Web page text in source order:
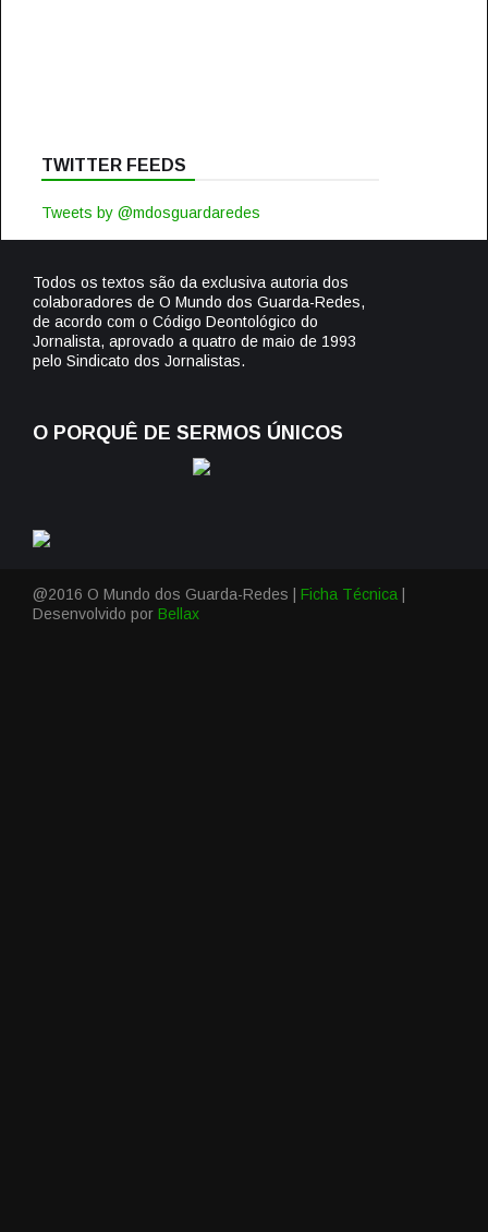
TWITTER FEEDS
Tweets by @mdosguardaredes
Todos os textos são da exclusiva autoria dos
colaboradores de O Mundo dos Guarda-Redes,
de acordo com o Código Deontológico do
Jornalista, aprovado a quatro de maio de 1993
pelo Sindicato dos Jornalistas.
O PORQUÊ DE SERMOS ÚNICOS
@2016 O Mundo dos Guarda-Redes | Ficha Técnica
Desenvolvido por Bellax